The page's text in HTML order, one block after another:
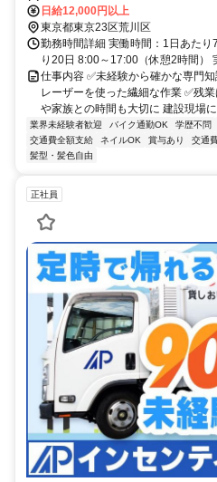
る形となります。
日給12,000円以上
東京都東京23区荒川区
勤務時間詳細 実働時間：1日あた
り20日 8:00～17:00（休憩2時間）
仕事内容 ✅️未経験から確かな専門
レーザーを使った繊細な作業 ✅️残
や家族との時間も大切に 建設現場
業界未経験者歓迎 バイク通勤OK 学歴不問
交通費全額支給
ネイルOK 賞与あり 交通
髪型・髪色自由
正社員